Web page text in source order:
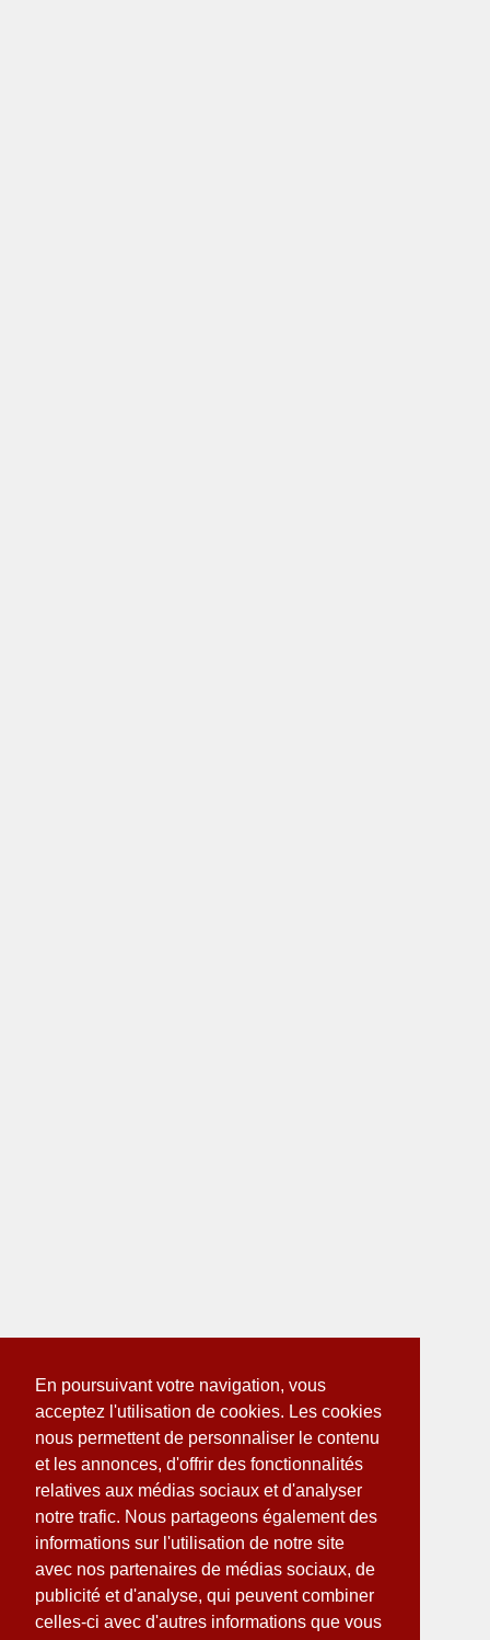
En poursuivant votre navigation, vous
acceptez l'utilisation de cookies. Les cookies
nous permettent de personnaliser le contenu
et les annonces, d'offrir des fonctionnalités
relatives aux médias sociaux et d'analyser
notre trafic. Nous partageons également des
informations sur l'utilisation de notre site
avec nos partenaires de médias sociaux, de
publicité et d'analyse, qui peuvent combiner
celles-ci avec d'autres informations que vous